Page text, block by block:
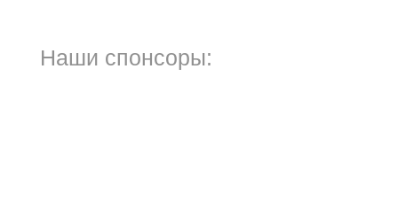
Наши спонсоры: